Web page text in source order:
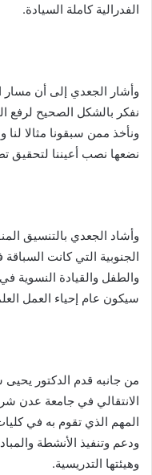
الفدرالية كاملة السيادة.
وأشار الجعدي إلى أن مسار
نفكر بالشكل الصحيح لرفع
ونأخذ ممن سبقونا مثالا لنا
نضعها نصب أعيننا لتحقيق
وأشاد الجعدي بالتنسيق
الجنوبية التي كانت
سيكون عام إحياء العمل
من جانبه قدم الدكتور
الانتقالي في جامعة عدن
المهم الذي تقوم به في
ودعم وتنفيذ الأنشطة
وهيئتها التدريسية.